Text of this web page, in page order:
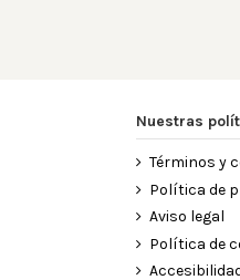
Nuestras
Términos y
Política de
Aviso legal
Política de